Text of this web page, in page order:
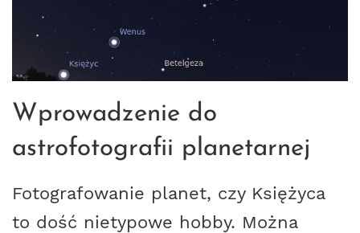
Wprowadzenie do
astrofotografii planetarnej
Fotografowanie planet, czy Księżyca
to dość nietypowe hobby. Można